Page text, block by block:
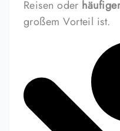
Reisen oder
großem Vorteil ist.